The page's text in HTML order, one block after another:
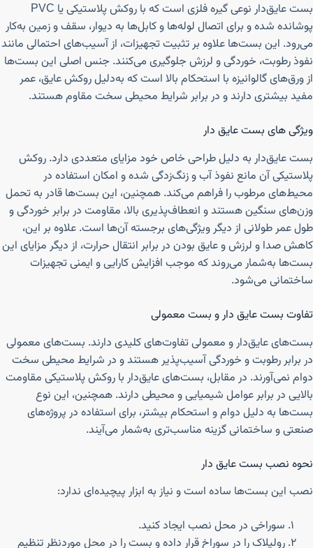
بست عایق‌دار نوعی گیره فلزی است که با روکش پلاستیکی یا PVC
پوشانده شده و برای اتصال لوله‌ها و کابل‌ها به دیوار، سقف و زمین به‌کار
می‌رود. این بست‌ها علاوه بر تثبیت تجهیزات، از آسیب‌های احتمالی مانند
نفوذ رطوبت، خوردگی و لرزش جلوگیری می‌کنند. جنس اصلی این بست‌ها
از ورق‌های گالوانیزه با استحکام بالا است که به‌دلیل روکش عایق، عمر
مفید بیشتری دارند و در برابر شرایط محیطی سخت مقاوم هستند.
ویژگی های بست عایق دار
بست عایق‌دار به دلیل طراحی خاص خود مزایای متعددی دارد. روکش
پلاستیکی آن مانع نفوذ آب و زنگ‌زدگی شده و امکان استفاده در
محیط‌های مرطوب را فراهم می‌کند. همچنین، این بست‌ها قادر به تحمل
وزن‌های سنگین هستند و انعطاف‌پذیری بالا، مقاومت در برابر خوردگی و
طول عمر طولانی از دیگر ویژگی‌های برجسته آن‌ها است. علاوه بر این،
کاهش صدا و لرزش و عایق بودن در برابر انتقال حرارت، از دیگر مزایای این
بست‌ها به‌شمار می‌روند که موجب افزایش کارایی و ایمنی تجهیزات
ساختمانی می‌شود.
تفاوت بست عایق دار و بست معمولی
بست‌های عایق‌دار و معمولی تفاوت‌های کلیدی دارند. بست‌های معمولی
در برابر رطوبت و خوردگی آسیب‌پذیر هستند و در شرایط محیطی سخت
دوام نمی‌آورند. در مقابل، بست‌های عایق‌دار با روکش پلاستیکی مقاومت
بالایی در برابر عوامل شیمیایی و محیطی دارند. همچنین، این نوع
بست‌ها به دلیل دوام و استحکام بیشتر، برای استفاده در پروژه‌های
صنعتی و ساختمانی گزینه مناسب‌تری به‌شمار می‌آیند.
نحوه نصب بست عایق دار
نصب این بست‌ها ساده است و نیاز به ابزار پیچیده‌ای ندارد:
سوراخی در محل نصب ایجاد کنید.
رولپلاک را در سوراخ قرار داده و بست را در محل موردنظر تنظیم